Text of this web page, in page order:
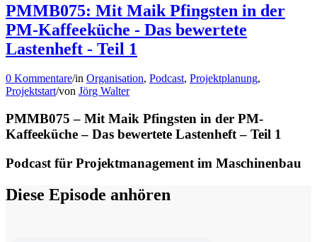
PMMB075: Mit Maik Pfingsten in der
PM-Kaffeeküche - Das bewertete
Lastenheft - Teil 1
0 Kommentare/in Organisation, Podcast, Projektplanung,
Projektstart/von Jörg Walter
PMMB075 – Mit Maik Pfingsten in der PM-
Kaffeeküche – Das bewertete Lastenheft – Teil 1
Podcast für Projektmanagement im Maschinenbau
Diese Episode anhören